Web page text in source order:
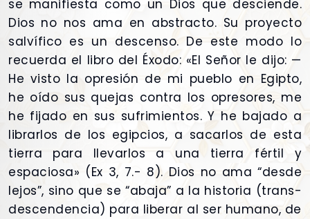
se manifiesta como un Dios que desciende.
Dios no nos ama en abstracto. Su proyecto
salvífico es un descenso. De este modo lo
recuerda el libro del Éxodo: «El Señor le dijo: —
He visto la opresión de mi pueblo en Egipto,
he oído sus quejas contra los opresores, me
he fijado en sus sufrimientos. Y he bajado a
librarlos de los egipcios, a sacarlos de esta
tierra para llevarlos a una tierra fértil y
espaciosa» (Ex 3, 7.- 8). Dios no ama “desde
lejos”, sino que se “abaja” a la historia (trans-
descendencia) para liberar al ser humano, de